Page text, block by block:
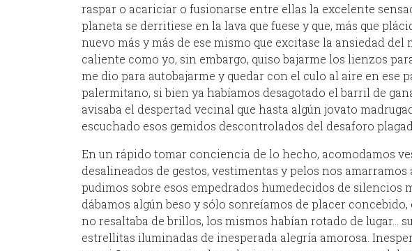
raspar o acariciar o fusionarse entre ellas la excelente
planeta se derritiese en la lava que fuese y que, más que
nuevo más y más de ese mismo que excitase la ansiedad del
caliente como yo, sin embargo, quiso bajarme los lienzos
me dio para autobajarme y quedar con el culo al aire en ese
palermitano, si bien ya habíamos desagotado el barril de
avisaba el despertad vecinal que hasta algún jovato
escuchado esos gemidos descontrolados del desaforo
En un rápido tomar conciencia de lo hecho, acomodamos
desalineados de gestos, vestimentas y pelos nos
pudimos sobre esos empedrados humedecidos de silencios
dábamos algún beso y sólo sonreíamos de placer concebido,
no resaltaba de brillos, los mismos habían rotado de lugar…
estrellitas iluminadas de inesperada alegría amorosa.